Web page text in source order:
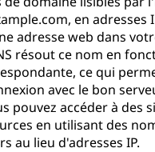
en adresses
adresse web dans
résout ce nom en
ce qui
avec le bon
pouvez accéder à des
en utilisant des
au lieu d'adresses IP.